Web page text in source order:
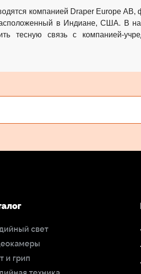
компанией Draper Europe
в Индиане, США. В
тесную связь с компанией-
свет
и грип